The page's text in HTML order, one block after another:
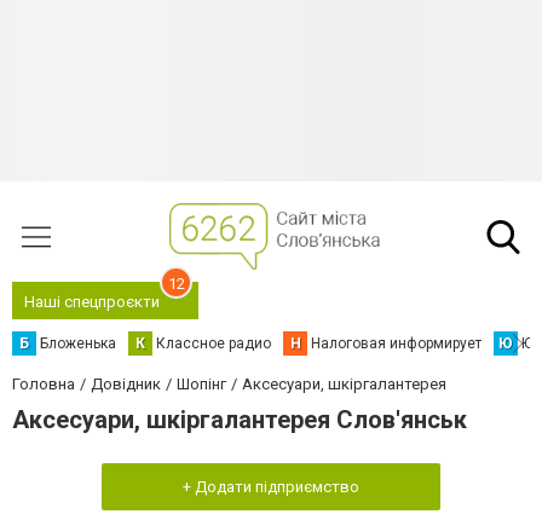
Наші спецпроєкти
12
Б Бложенька К Классное радио Н Налоговая информирует Ю
Головна Довідник Шопінг Аксесуари, шкіргалантерея
Аксесуари, шкіргалантерея Слов'янськ
+ Додати підприємство